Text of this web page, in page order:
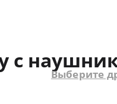
с
Выберите